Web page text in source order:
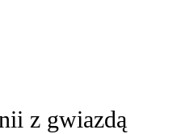
z gwiazdą